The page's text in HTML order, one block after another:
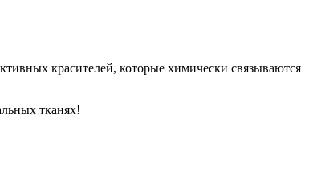
красителей, которые химически связываются
тканях!